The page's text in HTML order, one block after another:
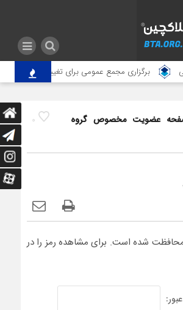
برگزاری مجمع عمومی برای تغییر آدرس انجمن
0
عضویت مخصوص گروه
محافظت شده است. برای مشاهده رمز را در